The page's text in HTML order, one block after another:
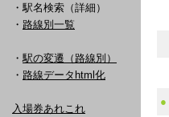
・駅名検索（詳細）
・ 路線別一覧
・ 駅の変遷（路線別）
・ 路線データhtml化
入場券あれこれ
●